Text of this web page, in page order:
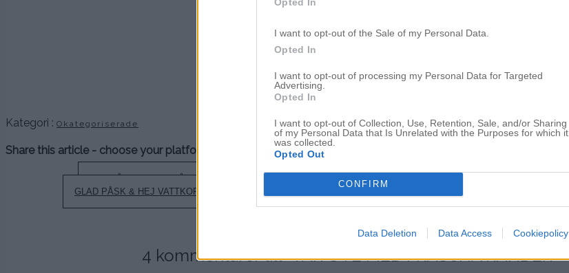
I want to opt-out of the Sale of my Personal Data.
Opted In
I want to opt-out of processing my Personal Data for Targeted
Advertising.
Opted In
I want to opt-out of Collection, Use, Retention, Sale, and/or Sharing
of my Personal Data that Is Unrelated with the Purposes for which it
was collected.
Opted Out
CONFIRM
Data Deletion Data Access Cookiepolicy
Kategori : Okategoriserade
Share this article - choose your platform:
InläggsnavigeringUTE PÅ LANDET & PÅSKHANDLAR
GLAD PÅSK & HEJ VATTKOPPOR (IGEN?)
4 kommentarer till “VÅR UTE MED FRÄSCHA RÄNDER”